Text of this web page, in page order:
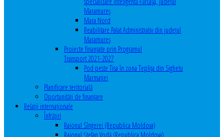
Maramureș
Mara Nord
Reabilitare Palat Administrativ din județul
Maramureș
Proiecte finanțate prin Programul
Transport 2021-2027
Pod peste Tisa în zona Teplița din Sighetu
Marmației
Planificare teritorială
Oportunităţi de finanţare
Relaţii internaţionale
Înfrăţiri
Raionul Sîngerei (Republica Moldova)
Raionul Ștefan Vodă (Republica Moldova)